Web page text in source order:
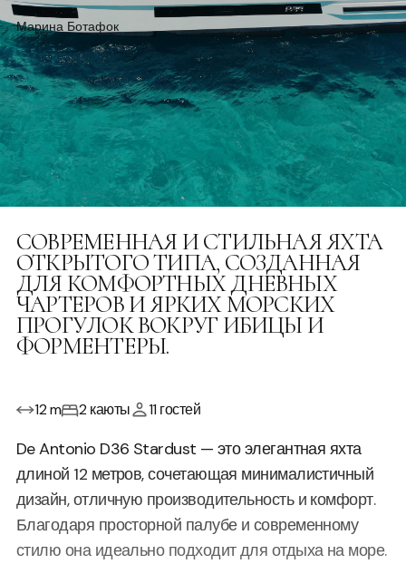
Марина Ботафок
СОВРЕМЕННАЯ И СТИЛЬНАЯ ЯХТА
ОТКРЫТОГО ТИПА, СОЗДАННАЯ
ДЛЯ КОМФОРТНЫХ ДНЕВНЫХ
ЧАРТЕРОВ И ЯРКИХ МОРСКИХ
ПРОГУЛОК ВОКРУГ ИБИЦЫ И
ФОРМЕНТЕРЫ.
12 m 2 каюты 11 гостей
De Antonio D36 Stardust — это элегантная яхта
длиной 12 метров, сочетающая минималистичный
дизайн, отличную производительность и комфорт.
Благодаря просторной палубе и современному
стилю она идеально подходит для отдыха на море.